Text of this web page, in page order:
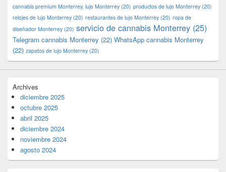
cannabis premium Monterrey. lujo Monterrey (20) productos de lujo Monterrey (20)
relojes de lujo Monterrey (20) restaurantes de lujo Monterrey (20) ropa de
diseñador Monterrey (20) servicio de cannabis Monterrey (25)
Telegram cannabis Monterrey (22) WhatsApp cannabis Monterrey
(22) zapatos de lujo Monterrey (20)
Archives
diciembre 2025
octubre 2025
abril 2025
diciembre 2024
noviembre 2024
agosto 2024